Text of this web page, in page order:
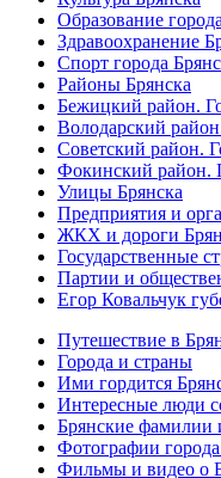
Образование
Здравоохранение
Спорт города
Районы Брянска
Бежицкий район.
Володарский
Советский район.
Фокинский район.
Улицы Брянска
Предприятия и
ЖКХ и дороги
Государственные
Партии и
Егор Ковальчук
Путешествие в
Города и страны
Ими гордится
Интересные люди
Брянские фамилии
Фотографии
Фильмы и видео о